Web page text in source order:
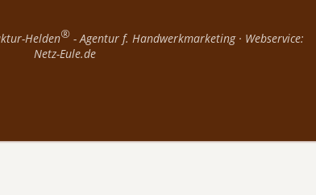
Helden® - Agentur f. Handwerkmarketing
Webservice:
Netz-Eule.de